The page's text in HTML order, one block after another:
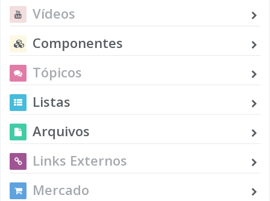
Vídeos
Componentes
Tópicos
Listas
Arquivos
Links Externos
Mercado